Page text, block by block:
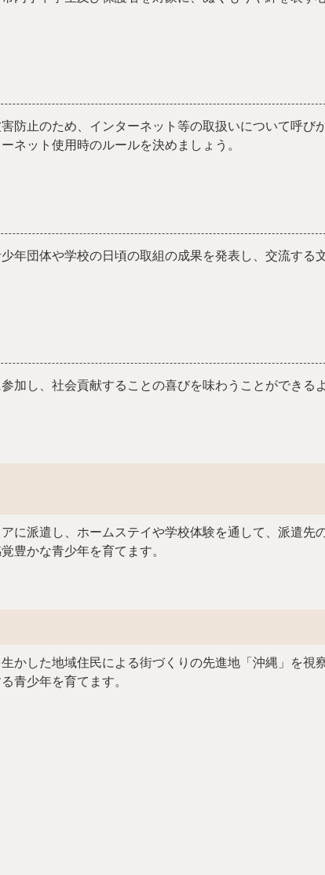
防止のため、インターネット等の取扱いについて呼び
ネット使用時のルールを決めましょう。
年団体や学校の日頃の取組の成果を発表し、交流する
加し、社会貢献することの喜びを味わうことができる
に派遣し、ホームステイや学校体験を通して、派遣先
豊かな青少年を育てます。
かした地域住民による街づくりの先進地「沖縄」を視
青少年を育てます。